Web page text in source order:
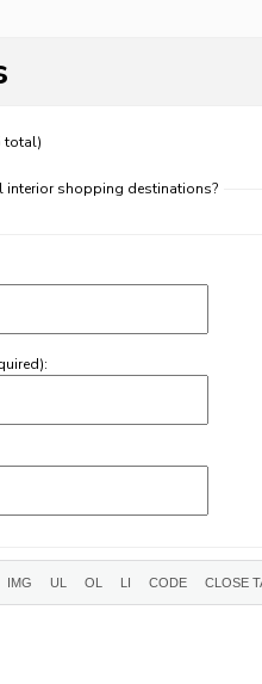
total)
interior shopping destinations?